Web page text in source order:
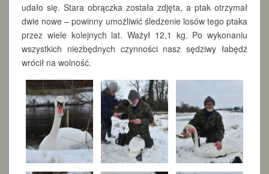
udało się. Stara obrączka została zdjęta, a ptak otrzymał
dwie nowe – powinny umożliwić śledzenie losów tego ptaka
przez wiele kolejnych lat. Ważył 12,1 kg. Po wykonaniu
wszystkich niezbędnych czynności nasz sędziwy łabędź
wrócił na wolność.